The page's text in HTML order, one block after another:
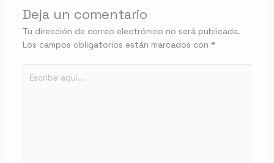
Deja un comentario
Tu dirección de correo electrónico no será publicada.
Los campos obligatorios están marcados con *
aquí...